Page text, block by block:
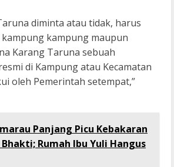
diminta atau tidak, harus
kampung maupun
Karang Taruna sebuah
di Kampung atau Kecamatan
oleh Pemerintah setempat,”
Panjang Picu Kebakaran
Rumah Ibu Yuli Hangus